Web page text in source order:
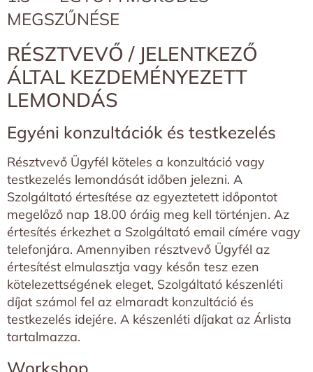
MEGSZŰNÉSE
RÉSZTVEVŐ / JELENTKEZŐ
ÁLTAL KEZDEMÉNYEZETT
LEMONDÁS
Egyéni konzultációk és testkezelés
Résztvevő Ügyfél köteles a konzultáció vagy
testkezelés lemondását időben jelezni. A
Szolgáltató értesítése az egyeztetett időpontot
megelőző nap 18.00 óráig meg kell történjen. Az
értesítés érkezhet a Szolgáltató email címére vagy
telefonjára. Amennyiben résztvevő Ügyfél az
értesítést elmulasztja vagy későn tesz ezen
kötelezettségének eleget, Szolgáltató készenléti
díjat számol fel az elmaradt konzultáció és
testkezelés idejére. A készenléti díjakat az Árlista
tartalmazza.
Workshop